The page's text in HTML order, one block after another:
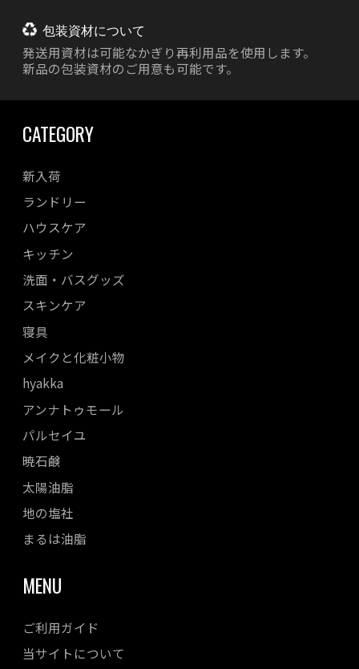
包装資材について
発送用資材は可能なかぎり再利用品を使用します。
新品の包装資材のご用意も可能です。
CATEGORY
新入荷
ランドリー
ハウスケア
キッチン
洗面・バスグッズ
スキンケア
寝具
メイクと化粧小物
hyakka
アンナトゥモール
パルセイユ
暁石鹸
太陽油脂
地の塩社
まるは油脂
MENU
ご利用ガイド
当サイトについて